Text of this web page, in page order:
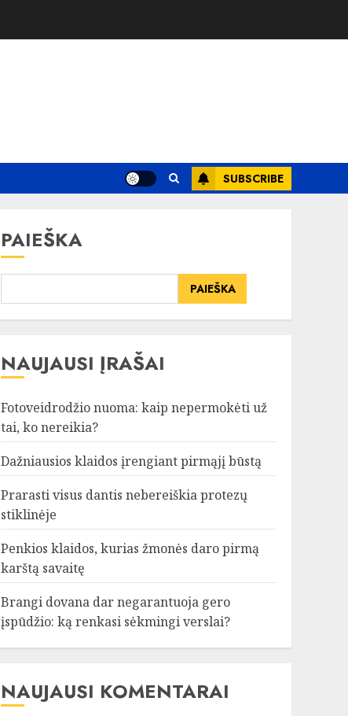
SUBSCRIBE
PAIEŠKA
PAIEŠKA
NAUJAUSI ĮRAŠAI
Fotoveidrodžio nuoma: kaip nepermokėti už
tai, ko nereikia?
Dažniausios klaidos įrengiant pirmąjį būstą
Prarasti visus dantis nebereiškia protezų
stiklinėje
Penkios klaidos, kurias žmonės daro pirmą
karštą savaitę
Brangi dovana dar negarantuoja gero
įspūdžio: ką renkasi sėkmingi verslai?
NAUJAUSI KOMENTARAI